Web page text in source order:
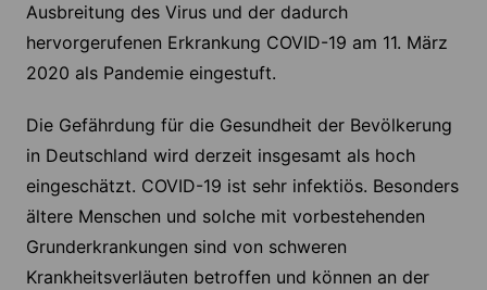
Ausbreitung des Virus und der dadurch
hervorgerufenen Erkrankung COVID-19 am 11. März
2020 als Pandemie eingestuft.
Die Gefährdung für die Gesundheit der Bevölkerung
in Deutschland wird derzeit insgesamt als hoch
eingeschätzt. COVID-19 ist sehr infektiös. Besonders
ältere Menschen und solche mit vorbestehenden
Grunderkrankungen sind von schweren
Krankheitsverläuten betroffen und können an der